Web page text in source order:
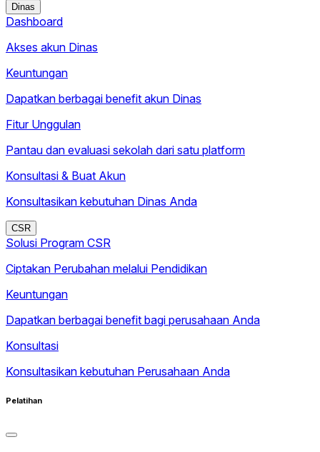
Dinas
Dashboard
Akses akun Dinas
Keuntungan
Dapatkan berbagai benefit akun Dinas
Fitur Unggulan
Pantau dan evaluasi sekolah dari satu platform
Konsultasi & Buat Akun
Konsultasikan kebutuhan Dinas Anda
CSR
Solusi Program CSR
Ciptakan Perubahan melalui Pendidikan
Keuntungan
Dapatkan berbagai benefit bagi perusahaan Anda
Konsultasi
Konsultasikan kebutuhan Perusahaan Anda
Pelatihan